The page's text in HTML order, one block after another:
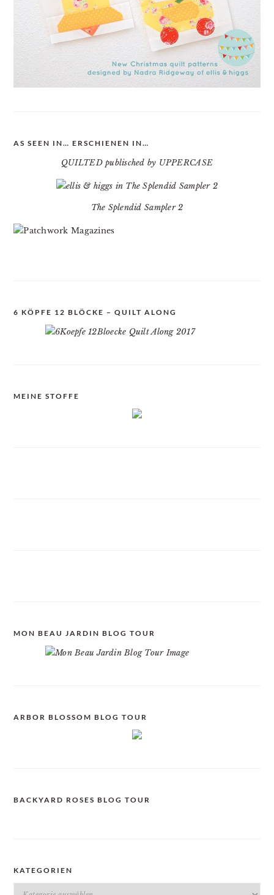
AS SEEN IN… ERSCHIENEN IN…
QUILTED publisched by UPPERCASE
The Splendid Sampler 2
6 KÖPFE 12 BLÖCKE – QUILT ALONG
MEINE STOFFE
MON BEAU JARDIN BLOG TOUR
ARBOR BLOSSOM BLOG TOUR
BACKYARD ROSES BLOG TOUR
KATEGORIEN
Kategorien